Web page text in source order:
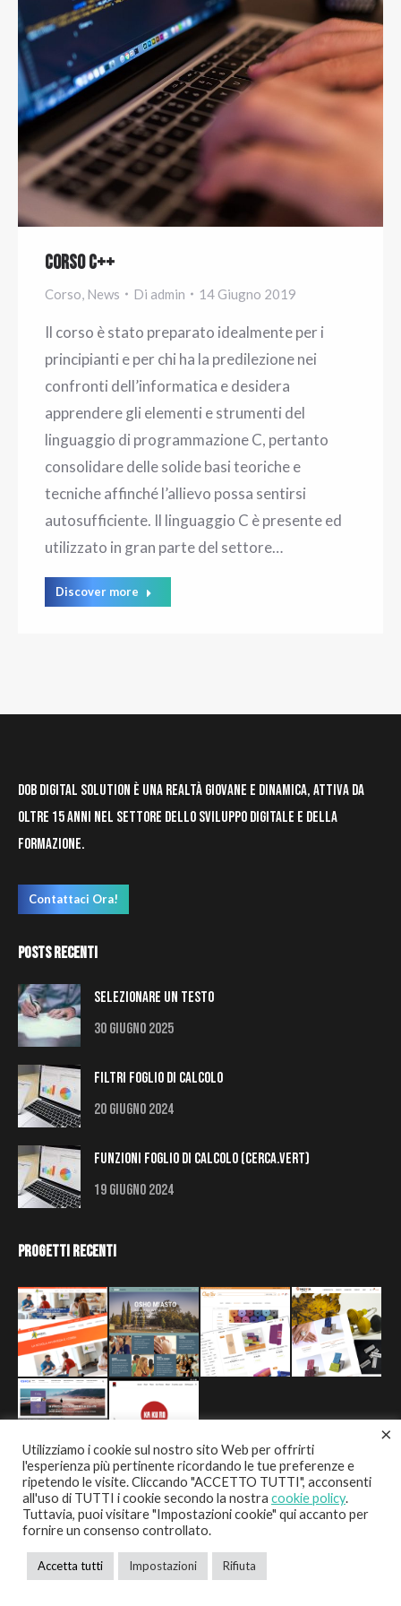
Corso C++
Corso, News Di admin 14 Giugno 2019
Il corso è stato preparato idealmente per i
principianti e per chi ha la predilezione nei
confronti dell’informatica e desidera
apprendere gli elementi e strumenti del
linguaggio di programmazione C, pertanto
consolidare delle solide basi teoriche e
tecniche affinché l’allievo possa sentirsi
autosufficiente. Il linguaggio C è presente ed
utilizzato in gran parte del settore…
Discover more
DOB Digital Solution è una realtà giovane e dinamica, attiva da
oltre 15 anni nel settore dello sviluppo digitale e della
formazione.
Contattaci Ora!
Posts Recenti
Selezionare un testo
30 Giugno 2025
Filtri Foglio di Calcolo
20 Giugno 2024
Funzioni Foglio di Calcolo (Cerca.Vert)
19 Giugno 2024
Progetti Recenti
Copyright © 2021 DOB DIGITAL SOLUTION. All rights
reserved. P.IVA 02146530031
Utilizziamo i cookie sul nostro sito Web per offrirti
l'esperienza più pertinente ricordando le tue preferenze e
ripetendo le visite. Cliccando "ACCETTO TUTTI", acconsenti
all'uso di TUTTI i cookie secondo la nostra cookie policy.
Tuttavia, puoi visitare "Impostazioni cookie" qui accanto per
fornire un consenso controllato.
Accetta tutti Impostazioni Rifiuta
×